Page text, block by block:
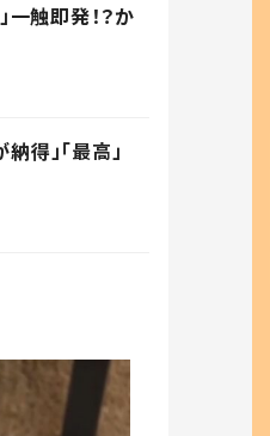
一触即発！？か
得」「最高」